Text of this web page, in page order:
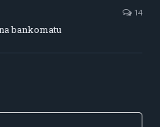
14
bankomatu